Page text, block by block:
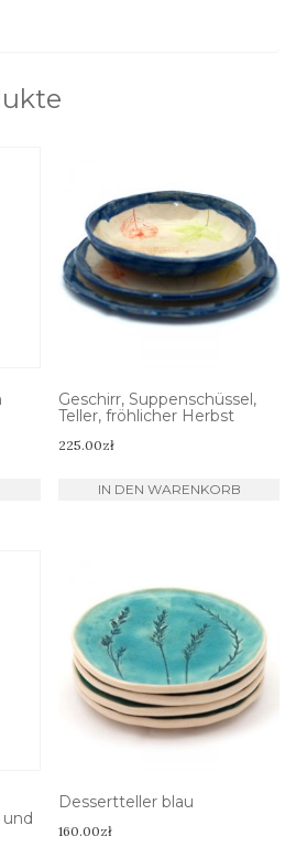
Geschirr, Suppenschüssel,
Teller, fröhlicher Herbst
225.00zł
IN DEN WARENKORB
Dessertteller blau
160.00zł